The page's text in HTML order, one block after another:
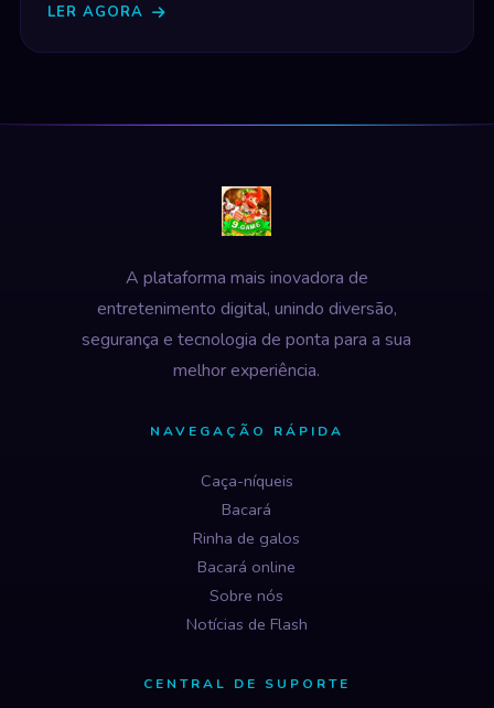
LER AGORA
A plataforma mais inovadora de
entretenimento digital, unindo diversão,
segurança e tecnologia de ponta para a sua
melhor experiência.
NAVEGAÇÃO RÁPIDA
Caça-níqueis
Bacará
Rinha de galos
Bacará online
Sobre nós
Notícias de Flash
CENTRAL DE SUPORTE